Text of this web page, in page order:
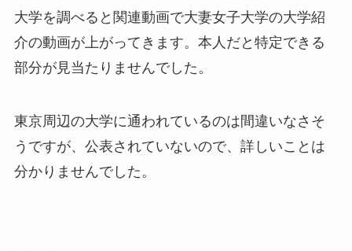
大学を調べると関連動画で大妻女子大学の大学紹
介の動画が上がってきます。本人だと特定できる
部分が見当たりませんでした。
東京周辺の大学に通われているのは間違いなさそ
うですが、公表されていないので、詳しいことは
分かりませんでした。